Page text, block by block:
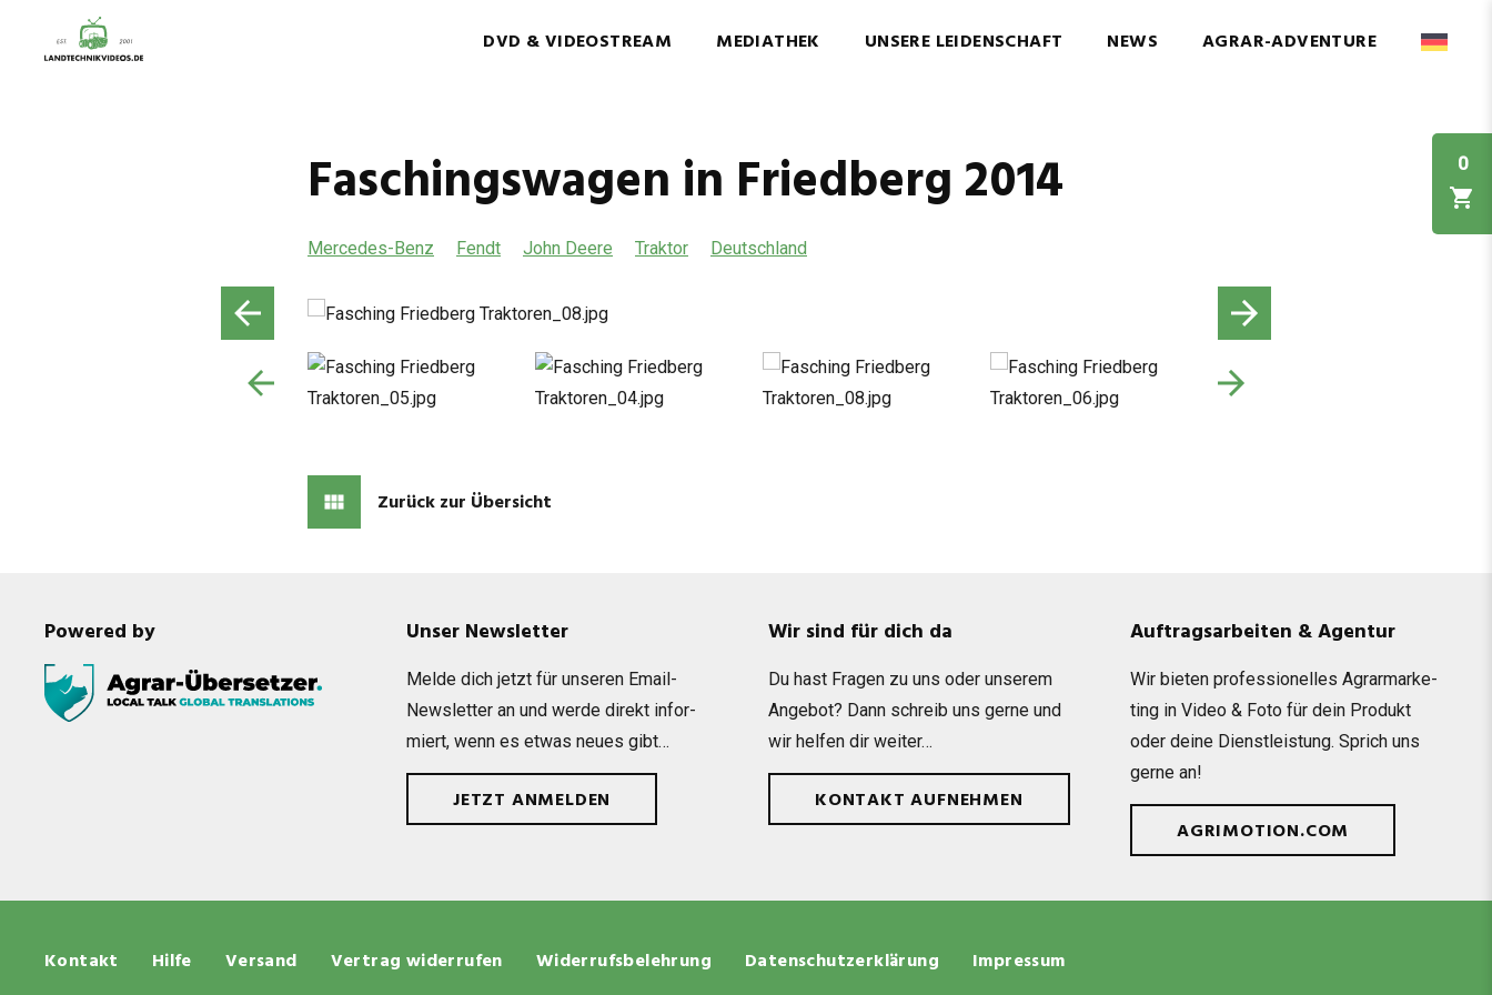
0
DVD & VIDEOSTREAM MEDIATHEK UNSERE LEIDENSCHAFT NEWS AGRAR-ADVENTURE
Faschingswagen in Friedberg 2014
Mercedes-Benz Fendt John Deere Traktor Deutschland
Zurück zur Übersicht
Powered by Unser Newsletter
Melde dich jetzt für unse­ren Email-
News­let­ter an und werde direkt infor­
miert, wenn es etwas neues gibt…
JETZT ANMELDEN
Wir sind für dich da
Du hast Fra­gen zu uns oder unse­rem
Ange­bot? Dann schreib uns gerne und
wir hel­fen dir weiter…
KONTAKT AUFNEHMEN
Auftragsarbeiten & Agentur
Wir bie­ten pro­fes­sio­nel­les Agrar­mar­ke­
ting in Video & Foto für dein Pro­dukt
oder deine Dienst­leis­tung. Sprich uns
gerne an!
AGRIMOTION.COM
Kontakt Hilfe Versand Vertrag widerrufen Widerrufsbelehrung Datenschutzerklärung Impressum